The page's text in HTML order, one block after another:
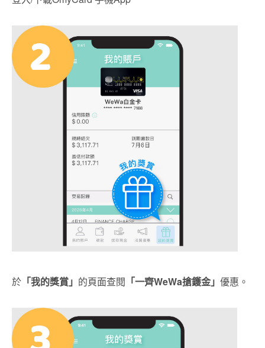
於 「我的獎賞」 的頁面查閱 「一齊WeWa搶鑊金」 優惠。